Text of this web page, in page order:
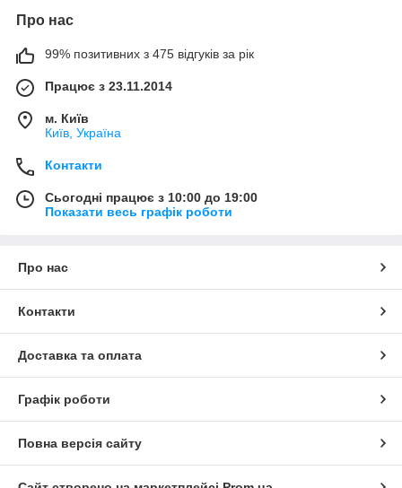
Про нас
99% позитивних з 475 відгуків за рік
Працює з 23.11.2014
м. Київ
Київ, Україна
Контакти
Сьогодні працює з 10:00 до 19:00
Показати весь графік роботи
Про нас
Контакти
Доставка та оплата
Графік роботи
Повна версія сайту